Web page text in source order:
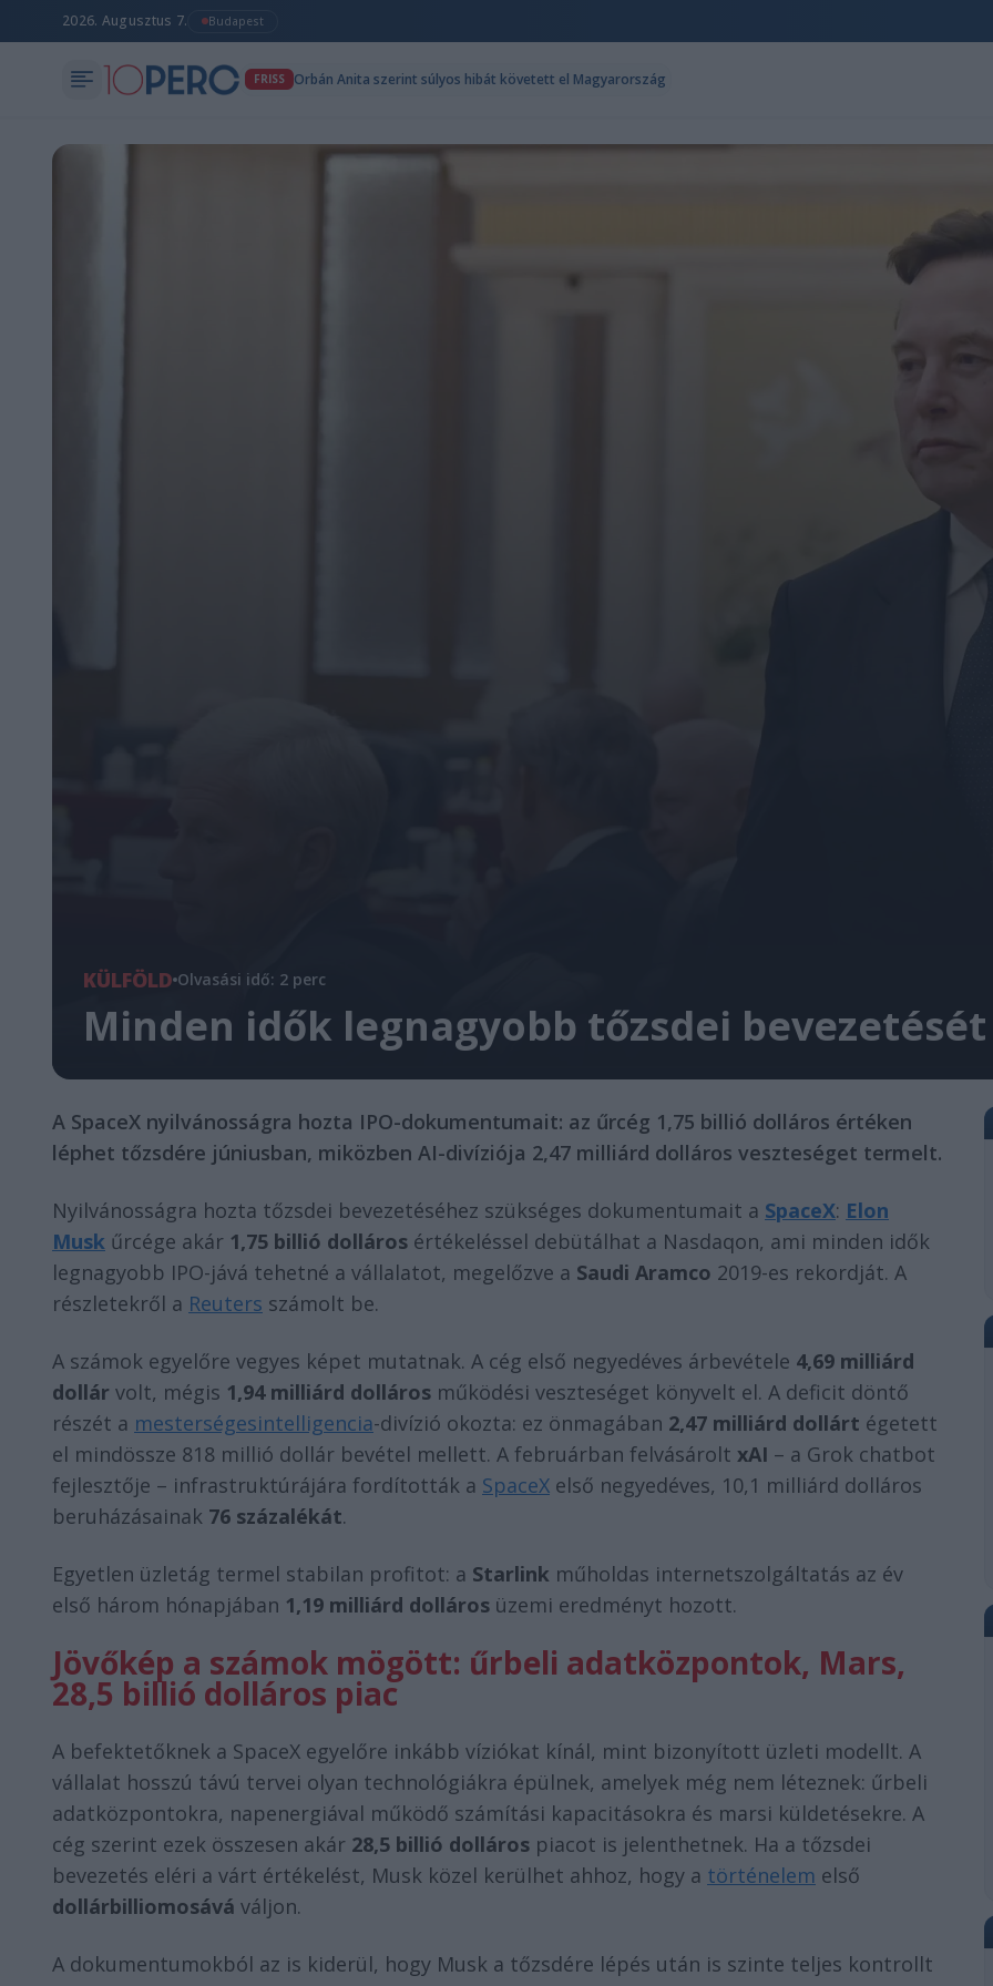
2026. Augusztus 7. Budapest
FRISS Orbán Anita szerint súlyos hibát követett el Magyarország
KÜLFÖLD Olvasási idő: 2 perc
Minden idők legnagyobb tőzsdei
A SpaceX nyilvánosságra hozta IPO-dokumentumait: az űrcég 1,75 billió dolláros értéken
léphet tőzsdére júniusban, miközben AI-divíziója 2,47 milliárd dolláros veszteséget termelt.
Nyilvánosságra hozta tőzsdei bevezetéséhez szükséges dokumentumait a SpaceX: Elon
Musk űrcége akár 1,75 billió dolláros értékeléssel debütálhat a Nasdaqon, ami minden idők
legnagyobb IPO-jává tehetné a vállalatot, megelőzve a Saudi Aramco 2019-es rekordját. A
részletekről a Reuters számolt be.
A számok egyelőre vegyes képet mutatnak. A cég első negyedéves árbevétele 4,69 milliárd
dollár volt, mégis 1,94 milliárd dolláros működési veszteséget könyvelt el. A deficit döntő
részét a mesterségesintelligencia-divízió okozta: ez önmagában 2,47 milliárd dollárt égetett
el mindössze 818 millió dollár bevétel mellett. A februárban felvásárolt xAI – a Grok chatbot
fejlesztője – infrastruktúrájára fordították a SpaceX első negyedéves, 10,1 milliárd dolláros
beruházásainak 76 százalékát.
Egyetlen üzletág termel stabilan profitot: a Starlink műholdas internetszolgáltatás az év
első három hónapjában 1,19 milliárd dolláros üzemi eredményt hozott.
Jövőkép a számok mögött: űrbeli adatközpontok, Mars,
28,5 billió dolláros piac
A befektetőknek a SpaceX egyelőre inkább víziókat kínál, mint bizonyított üzleti modellt. A
vállalat hosszú távú tervei olyan technológiákra épülnek, amelyek még nem léteznek: űrbeli
adatközpontokra, napenergiával működő számítási kapacitásokra és marsi küldetésekre. A
cég szerint ezek összesen akár 28,5 billió dolláros piacot is jelenthetnek. Ha a tőzsdei
bevezetés eléri a várt értékelést, Musk közel kerülhet ahhoz, hogy a történelem első
dollárbilliomosává váljon.
A dokumentumokból az is kiderül, hogy Musk a tőzsdére lépés után is szinte teljes kontrollt